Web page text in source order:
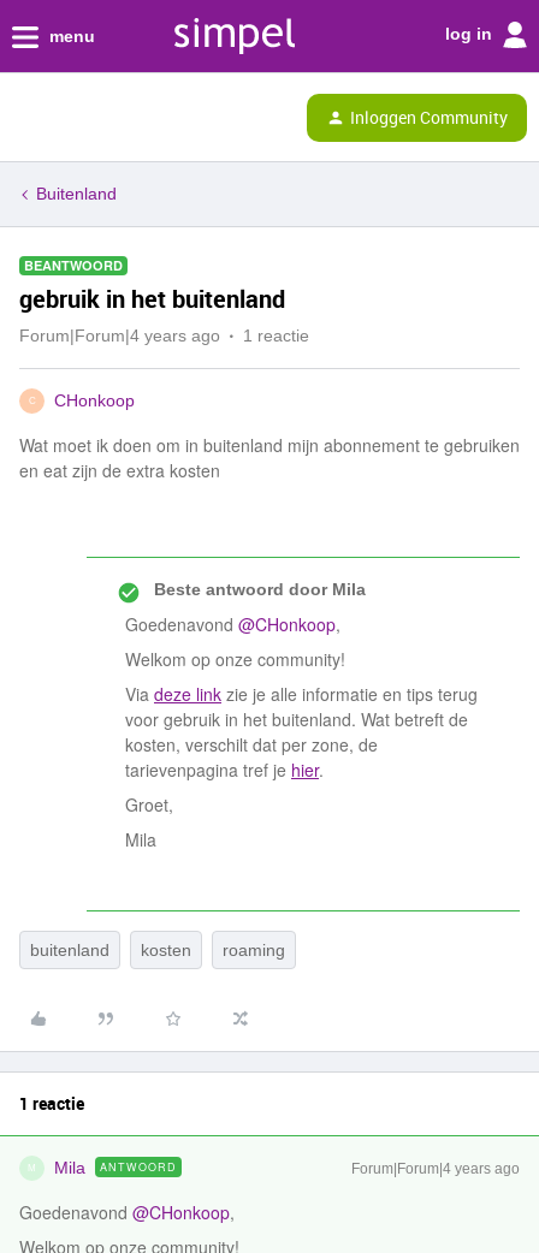
menu log in
Inloggen Community
Buitenland
BEANTWOORD
gebruik in het buitenland
Forum|Forum|4 years ago 1 reactie
C CHonkoop
Wat moet ik doen om in buitenland mijn abonnement te gebruiken
en eat zijn de extra kosten
Beste antwoord doorMila
Goedenavond @CHonkoop,
Welkom op onze community!
Via deze link zie je alle informatie en tips terug
voor gebruik in het buitenland. Wat betreft de
kosten, verschilt dat per zone, de
tarievenpagina tref je hier.
Groet,
Mila
buitenland kosten roaming
1 reactie
M Mila ANTWOORD Forum|Forum|4 years ago
Goedenavond @CHonkoop,
Welkom op onze community!